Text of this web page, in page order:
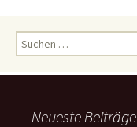
Suchen
nach:
Neueste Beiträge